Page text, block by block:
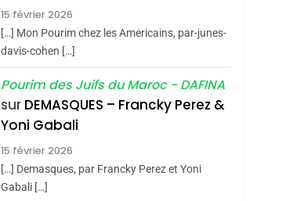
2
Dis Guerre»: La
Nouvelle Chanson De
Boy George
ISRAÉL JUDAISME
15 février 2026
[…] Mon Pourim chez les Americains, par-junes-
davis-cohen […]
Pourim des Juifs du Maroc - DAFINA
sur DEMASQUES – Francky Perez &
Yoni Gabali
15 février 2026
[…] Demasques, par Francky Perez et Yoni
Gabali […]